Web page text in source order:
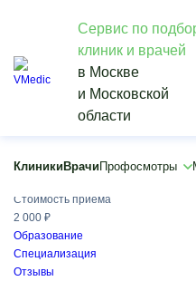
Сервис по
клиник и врачей
в Москве
и Московской
области
Клиники Врачи Профосмотры
Vmedic
Врачи
Гуртовая Алёна Викторовна
Офтальмолог, Терапевт
Стоимость приёма
2 000 ₽
Образование
Специализация
Отзывы